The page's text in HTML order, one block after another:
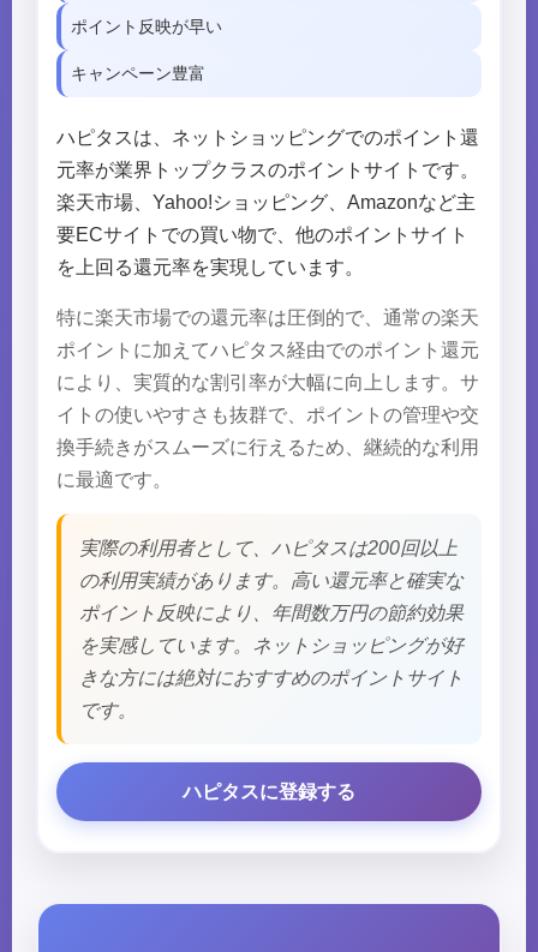
ポイント反映が早い
キャンペーン豊富
ハピタスは、ネットショッピングでのポイント還
元率が業界トップクラスのポイントサイトです。
楽天市場、Yahoo!ショッピング、Amazonなど主
要ECサイトでの買い物で、他のポイントサイト
を上回る還元率を実現しています。
特に楽天市場での還元率は圧倒的で、通常の楽天
ポイントに加えてハピタス経由でのポイント還元
により、実質的な割引率が大幅に向上します。サ
イトの使いやすさも抜群で、ポイントの管理や交
換手続きがスムーズに行えるため、継続的な利用
に最適です。
実際の利用者として、ハピタスは200回以上
の利用実績があります。高い還元率と確実な
ポイント反映により、年間数万円の節約効果
を実感しています。ネットショッピングが好
きな方には絶対におすすめのポイントサイト
です。
ハピタスに登録する